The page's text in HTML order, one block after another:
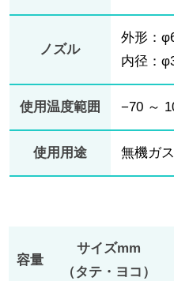
ノズル
外形：
内径：
使用温度範囲 −70 ～
使用用途 無機ガ
容量
サイズmm
（タテ・ヨコ）